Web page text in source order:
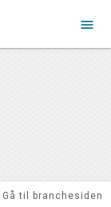
menu
Gå til branchesiden